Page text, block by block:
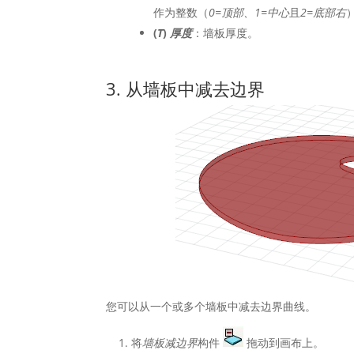
作为整数（0=顶部、1=中心且2=底部右
(T) 厚度：墙板厚度。
3. 从墙板中减去边界
您可以从一个或多个墙板中减去边界曲线。
将墙板减边界构件 拖动到画布上。